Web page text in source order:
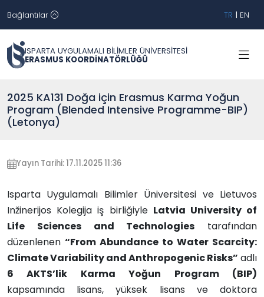
Bağlantılar TR | EN
ISPARTA UYGULAMALI BİLİMLER ÜNİVERSİTESİ
ERASMUS KOORDİNATÖRLÜĞÜ
2025 KA131 Doğa için Erasmus Karma Yoğun
Program (Blended Intensive Programme-BIP)
(Letonya)
Yayın Tarihi: 17.11.2025 11:36
Isparta Uygulamalı Bilimler Üniversitesi ve Lietuvos
Inžinerijos Kolegija iş birliğiyle Latvia University of
Life Sciences and Technologies tarafından
düzenlenen “From Abundance to Water Scarcity:
Climate Variability and Anthropogenic Risks” adlı
6 AKTS’lik Karma Yoğun Program (BIP)
kapsamında lisans, yüksek lisans ve doktora